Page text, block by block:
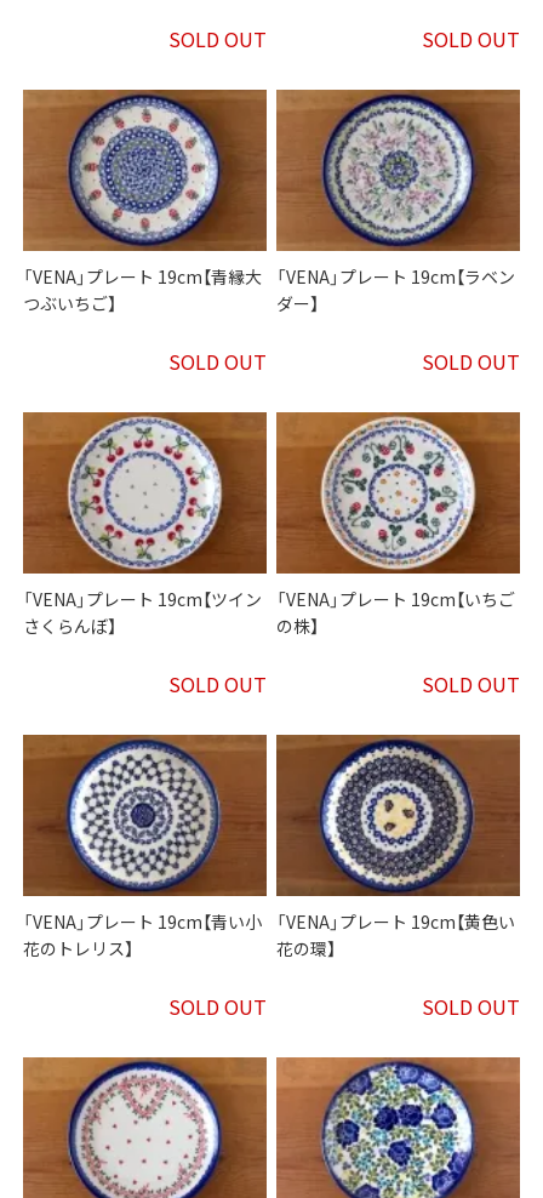
SOLD OUT SOLD OUT
「VENA」プレート 19cm【青縁大
つぶいちご】
SOLD OUT
「VENA」プレート 19cm【ラベン
ダー】
SOLD OUT
「VENA」プレート 19cm【ツイン
さくらんぼ】
SOLD OUT
「VENA」プレート 19cm【いちご
の株】
SOLD OUT
「VENA」プレート 19cm【青い小
花のトレリス】
SOLD OUT
「VENA」プレート 19cm【黄色い
花の環】
SOLD OUT